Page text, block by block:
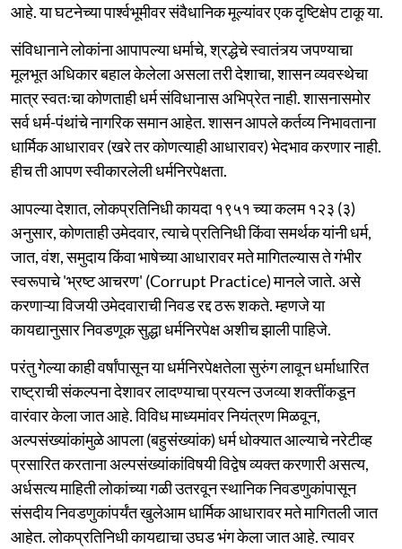
आहे. या घटनेच्या पार्श्वभूमीवर संवैधानिक मूल्यांवर एक दृष्टिक्षेप टाकू या.
संविधानाने लोकांना आपापल्या धर्माचे, श्रद्धेचे स्वातंत्र्य जपण्याचा
मूलभूत अधिकार बहाल केलेला असला तरी देशाचा, शासन व्यवस्थेचा
मात्र स्वतःचा कोणताही धर्म संविधानास अभिप्रेत नाही. शासनासमोर
सर्व धर्म-पंथांचे नागरिक समान आहेत. शासन आपले कर्तव्य निभावताना
धार्मिक आधारावर (खरे तर कोणत्याही आधारावर) भेदभाव करणार नाही.
हीच ती आपण स्वीकारलेली धर्मनिरपेक्षता.
आपल्या देशात, लोकप्रतिनिधी कायदा १९५१ च्या कलम १२३ (३)
अनुसार, कोणताही उमेदवार, त्याचे प्रतिनिधी किंवा समर्थक यांनी धर्म,
जात, वंश, समुदाय किंवा भाषेच्या आधारावर मते मागितल्यास ते गंभीर
स्वरूपाचे 'भ्रष्ट आचरण' (Corrupt Practice) मानले जाते. असे
करणाऱ्या विजयी उमेदवाराची निवड रद्द ठरू शकते. म्हणजे या
कायद्यानुसार निवडणूक सुद्धा धर्मनिरपेक्ष अशीच झाली पाहिजे.
परंतु गेल्या काही वर्षांपासून या धर्मनिरपेक्षतेला सुरुंग लावून धर्माधारित
राष्ट्राची संकल्पना देशावर लादण्याचा प्रयत्न उजव्या शक्तींकडून
वारंवार केला जात आहे. विविध माध्यमांवर नियंत्रण मिळवून,
अल्पसंख्यांकांमुळे आपला (बहुसंख्यांक) धर्म धोक्यात आल्याचे नरेटीव्ह
प्रसारित करताना अल्पसंख्यांकांविषयी विद्वेष व्यक्त करणारी असत्य,
अर्धसत्य माहिती लोकांच्या गळी उतरवून स्थानिक निवडणुकांपासून
संसदीय निवडणुकांपर्यंत खुलेआम धार्मिक आधारावर मते मागितली जात
आहेत. लोकप्रतिनिधी कायद्याचा उघड भंग केला जात आहे. त्यावर